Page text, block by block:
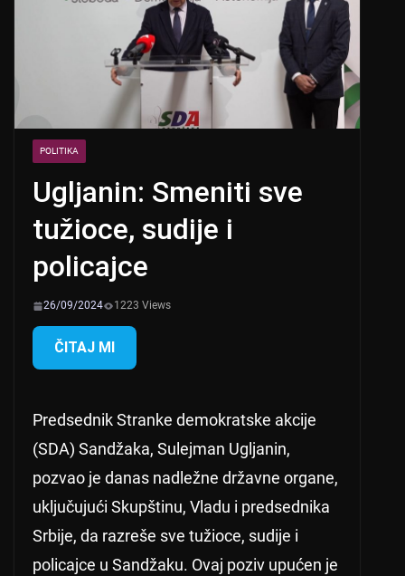
POLITIKA
Ugljanin: Smeniti sve
tužioce, sudije i
policajce
26/09/2024 1223 Views
ČITAJ MI
Predsednik Stranke demokratske akcije
(SDA) Sandžaka, Sulejman Ugljanin,
pozvao je danas nadležne državne organe,
uključujući Skupštinu, Vladu i predsednika
Srbije, da razreše sve tužioce, sudije i
policajce u Sandžaku. Ovaj poziv upućen je